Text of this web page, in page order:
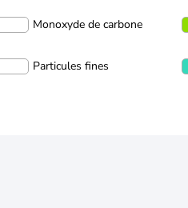
Monoxyde de carbone
Particules fines